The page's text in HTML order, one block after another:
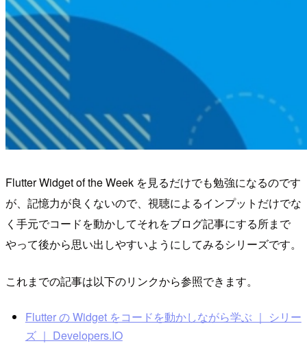
Flutter Widget of the Week を見るだけでも勉強になるのです
が、記憶力が良くないので、視聴によるインプットだけでな
く手元でコードを動かしてそれをブログ記事にする所まで
やって後から思い出しやすいようにしてみるシリーズです。
これまでの記事は以下のリンクから参照できます。
Flutter の Widget をコードを動かしながら学ぶ ｜ シリー
ズ ｜ Developers.IO